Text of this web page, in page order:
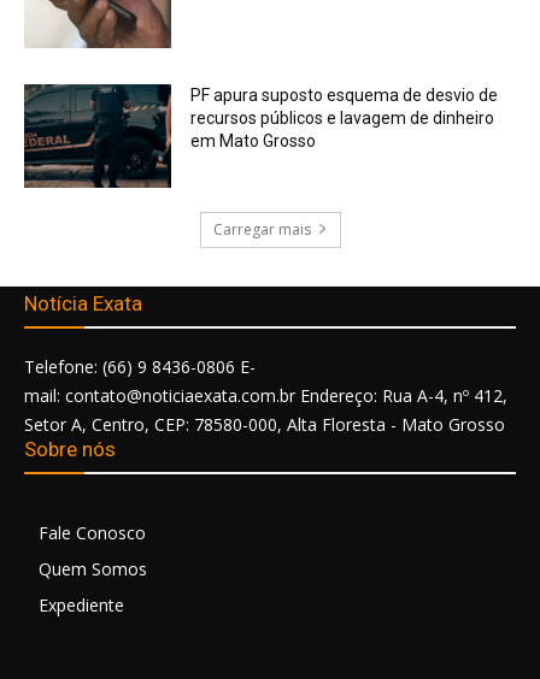
PF apura suposto esquema de desvio de
recursos públicos e lavagem de dinheiro
em Mato Grosso
Carregar mais
Notícia Exata
Telefone: (66) 9 8436-0806 E-
mail: contato@noticiaexata.com.br Endereço: Rua A-4, nº 412,
Setor A, Centro, CEP: 78580-000, Alta Floresta - Mato Grosso
Sobre nós
Fale Conosco
Quem Somos
Expediente